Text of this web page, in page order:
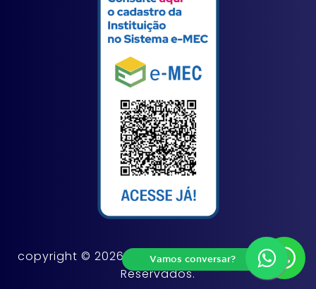
copyright © 2026. FAMINAS - Todos os Direitos
Reservados.
Vamos conversar?